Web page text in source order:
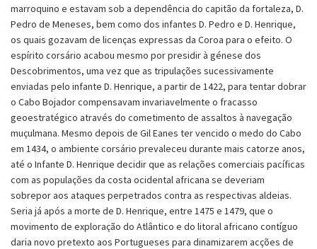
marroquino e estavam sob a dependência do capitão da fortaleza, D.
Pedro de Meneses, bem como dos infantes D. Pedro e D. Henrique,
os quais gozavam de licenças expressas da Coroa para o efeito. O
espírito corsário acabou mesmo por presidir à génese dos
Descobrimentos, uma vez que as tripulações sucessivamente
enviadas pelo infante D. Henrique, a partir de 1422, para tentar dobrar
o Cabo Bojador compensavam invariavelmente o fracasso
geoestratégico através do cometimento de assaltos à navegação
muçulmana. Mesmo depois de Gil Eanes ter vencido o medo do Cabo
em 1434, o ambiente corsário prevaleceu durante mais catorze anos,
até o Infante D. Henrique decidir que as relações comerciais pacíficas
com as populações da costa ocidental africana se deveriam
sobrepor aos ataques perpetrados contra as respectivas aldeias.
Seria já após a morte de D. Henrique, entre 1475 e 1479, que o
movimento de exploração do Atlântico e do litoral africano contíguo
daria novo pretexto aos Portugueses para dinamizarem acções de